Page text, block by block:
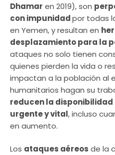
Dhamar en 2019), son
con impunidadpor todas
en Yemen, y resultan en
desplazamiento para la
ataques no solo tienen
quienes pierden la vida o
impactan a la población al
humanitarios hagan su
reducen la
urgente y vital, incluso
en aumento.
Los ataques aéreos de la